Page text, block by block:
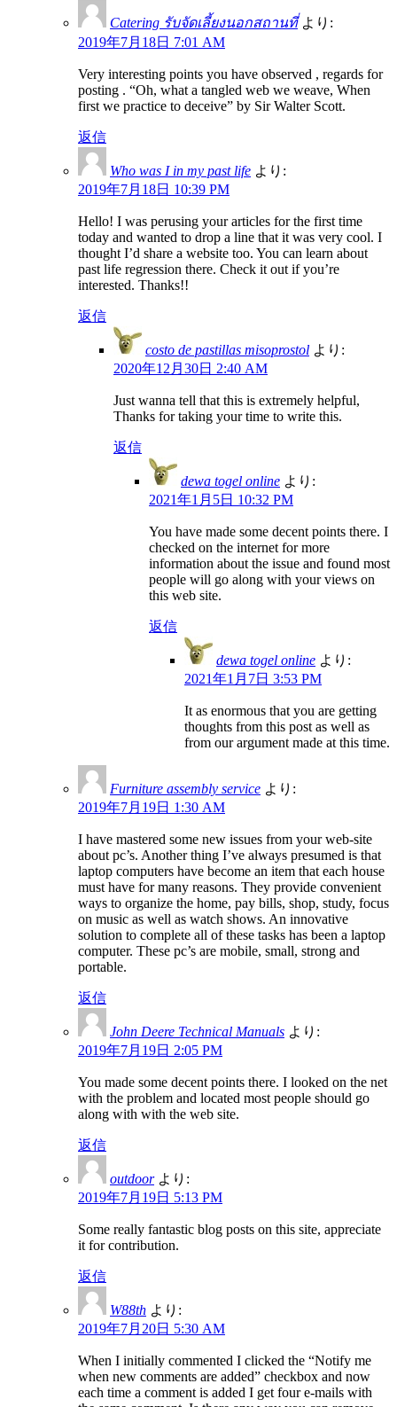
Catering รับจัดเลี้ยงนอกสถานที่ より:
2019年7月18日 7:01 AM
Very interesting points you have observed , regards for
posting . “Oh, what a tangled web we weave, When
first we practice to deceive” by Sir Walter Scott.
返信
Who was I in my past life より:
2019年7月18日 10:39 PM
Hello! I was perusing your articles for the first time
today and wanted to drop a line that it was very cool. I
thought I’d share a website too. You can learn about
past life regression there. Check it out if you’re
interested. Thanks!!
返信
costo de pastillas misoprostol より:
2020年12月30日 2:40 AM
Just wanna tell that this is extremely helpful,
Thanks for taking your time to write this.
返信
dewa togel online より:
2021年1月5日 10:32 PM
You have made some decent points there. I
checked on the internet for more
information about the issue and found most
people will go along with your views on
this web site.
返信
dewa togel online より:
2021年1月7日 3:53 PM
It as enormous that you are getting
thoughts from this post as well as
from our argument made at this time.
Furniture assembly service より:
2019年7月19日 1:30 AM
I have mastered some new issues from your web-site
about pc’s. Another thing I’ve always presumed is that
laptop computers have become an item that each house
must have for many reasons. They provide convenient
ways to organize the home, pay bills, shop, study, focus
on music as well as watch shows. An innovative
solution to complete all of these tasks has been a laptop
computer. These pc’s are mobile, small, strong and
portable.
返信
John Deere Technical Manuals より:
2019年7月19日 2:05 PM
You made some decent points there. I looked on the net
with the problem and located most people should go
along with with the web site.
返信
outdoor より:
2019年7月19日 5:13 PM
Some really fantastic blog posts on this site, appreciate
it for contribution.
返信
W88th より:
2019年7月20日 5:30 AM
When I initially commented I clicked the “Notify me
when new comments are added” checkbox and now
each time a comment is added I get four e-mails with